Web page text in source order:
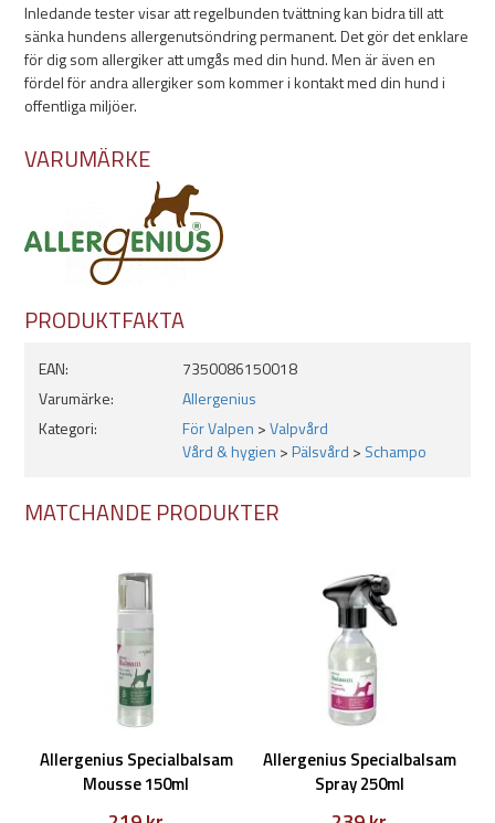
Inledande tester visar att regelbunden tvättning kan bidra till att
sänka hundens allergenutsöndring permanent. Det gör det enklare
för dig som allergiker att umgås med din hund. Men är även en
fördel för andra allergiker som kommer i kontakt med din hund i
offentliga miljöer.
VARUMÄRKE
PRODUKTFAKTA
EAN:
7350086150018
Varumärke:
Allergenius
Kategori:
För Valpen >Valpvård
Vård & hygien >Pälsvård > Schampo
MATCHANDE PRODUKTER
Allergenius Specialbalsam
Mousse 150ml
Allergenius Specialbalsam
Spray 250ml